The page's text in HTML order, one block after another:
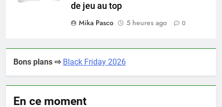
de jeu au top
Mika Pasco
5 heures ago 0
Bons plans ⇨ Black Friday 2026
En ce moment